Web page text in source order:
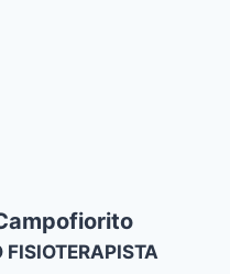
FISIOTERAPISTA